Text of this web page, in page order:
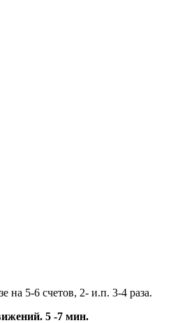
на 5-6 счетов, 2- и.п. 3-4 раза.
5 -7 мин.